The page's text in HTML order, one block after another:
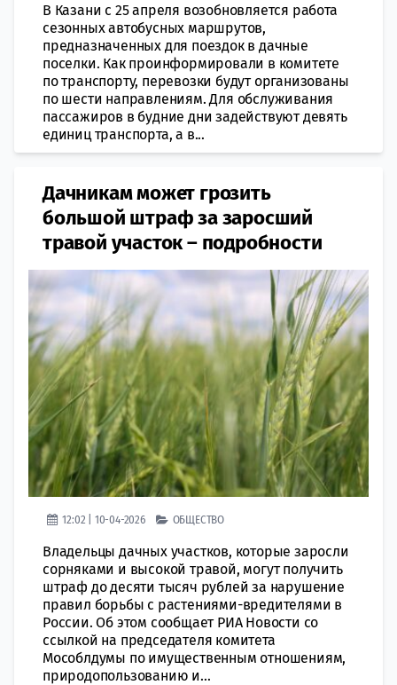
В Казани с 25 апреля возобновляется работа
сезонных автобусных маршрутов,
предназначенных для поездок в дачные
поселки. Как проинформировали в комитете
по транспорту, перевозки будут организованы
по шести направлениям. Для обслуживания
пассажиров в будние дни задействуют девять
единиц транспорта, а в...
Дачникам может грозить
большой штраф за заросший
травой участок – подробности
12:02 | 10-04-2026 ОБЩЕСТВО
Владельцы дачных участков, которые заросли
сорняками и высокой травой, могут получить
штраф до десяти тысяч рублей за нарушение
правил борьбы с растениями-вредителями в
России. Об этом сообщает РИА Новости со
ссылкой на председателя комитета
Мособлдумы по имущественным отношениям,
природопользованию и...